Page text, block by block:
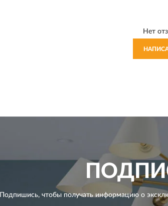
Нет
Подпишись, чтобы получать информацию о